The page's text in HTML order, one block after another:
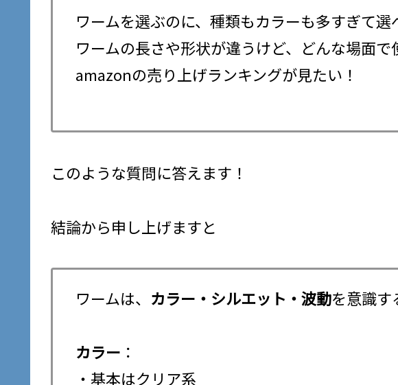
ワームを選ぶのに、種類もカラーも多すぎて選
ワームの長さや形状が違うけど、どんな場面で
amazonの売り上げランキングが見たい！
このような質問に答えます！
結論から申し上げますと
ワームは、 カラー・シルエット・波動を意識す
カラー ：
・基本はクリア系